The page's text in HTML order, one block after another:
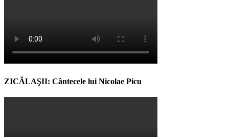
ZICĂLAŞII: Cântecele lui Nicolae Picu